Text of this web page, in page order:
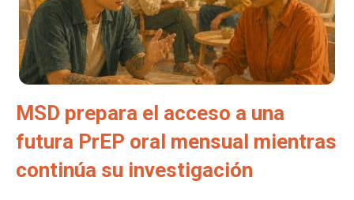
MSD prepara el acceso a una
futura PrEP oral mensual mientras
continúa su investigación